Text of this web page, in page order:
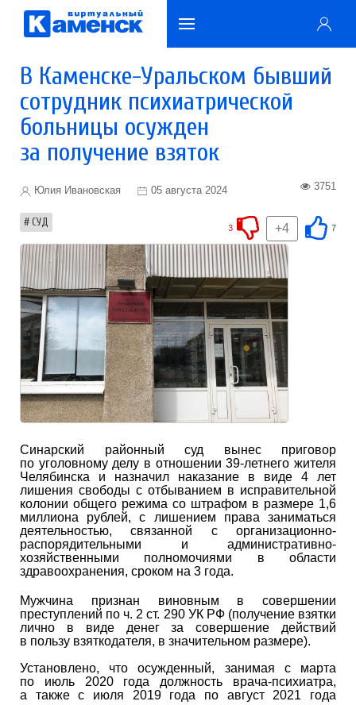
В Каменске-Уральском бывший
сотрудник психиатрической
больницы осужден
за получение взяток
Юлия Ивановская 05 августа 2024 3751
СУД 7
+4
3
Синарский районный суд вынес приговор
по уголовному делу в отношении 39-летнего жителя
Челябинска и назначил наказание в виде 4 лет
лишения свободы с отбыванием в исправительной
колонии общего режима со штрафом в размере 1,6
миллиона рублей, с лишением права заниматься
деятельностью, связанной с организационно-
распорядительными и административно-
хозяйственными полномочиями в области
здравоохранения, сроком на 3 года.
Мужчина признан виновным в совершении
преступлений по ч. 2 ст. 290 УК РФ (получение взятки
лично в виде денег за совершение действий
в пользу взяткодателя, в значительном размере).
Установлено, что осужденный, занимая с марта
по июль 2020 года должность врача-психиатра,
а также с июля 2019 года по август 2021 года